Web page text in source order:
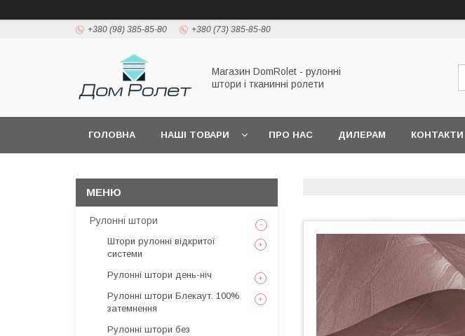
+380 (98) 385-85-80 +380 (73) 385-85-80
Магазин DomRolet - рулонні
штори і тканинні ролети
ГОЛОВНА НАШІ ТОВАРИ ПРО НАС ДИЛЕРАМ КОНТАКТИ
Рулонні штори
Штори рулонні відкритої
системи
Рулонні штори день-ніч
Рулонні штори Блекаут. 100%
затемнення
Рулонні штори без